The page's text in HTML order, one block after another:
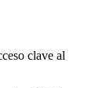
clave al